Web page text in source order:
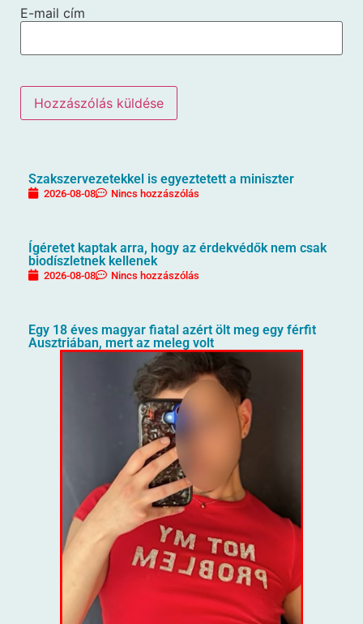
E-mail cím
Szakszervezetekkel is egyeztetett a miniszter
2026-08-08 Nincs hozzászólás
Ígéretet kaptak arra, hogy az érdekvédők nem csak
biodíszletnek kellenek
2026-08-08 Nincs hozzászólás
Egy 18 éves magyar fiatal azért ölt meg egy férfit
Ausztriában, mert az meleg volt